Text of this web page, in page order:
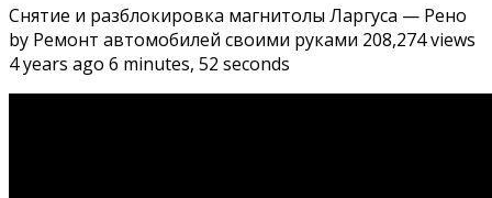
Снятие и разблокировка магнитолы Ларгуса — Рено
by Ремонт автомобилей своими руками 208,274 views
4 years ago 6 minutes, 52 seconds